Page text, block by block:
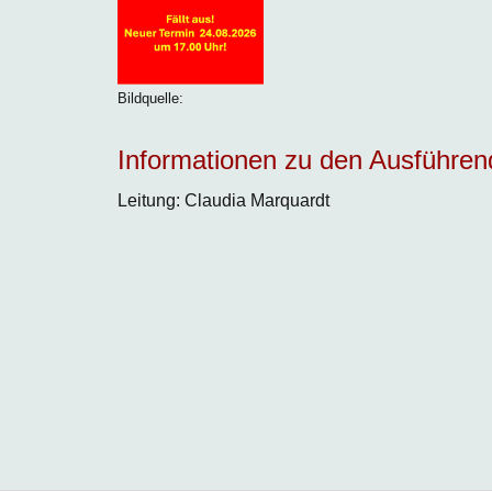
Bildquelle:
Informationen zu den
Leitung: Claudia Marquardt